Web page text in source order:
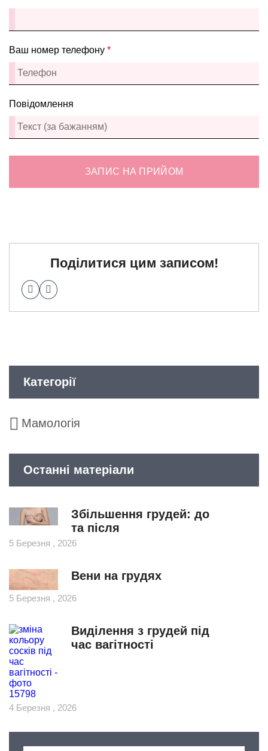
Ваш номер телефону *
Повідомлення
ЗАПИС НА ПРИЙОМ
Поділитися цим записом!
Категорії
Мамологія
Останні матеріали
Збільшення грудей: до
та після
5 Березня , 2026
Вени на грудях
5 Березня , 2026
Виділення з грудей під
час вагітності
4 Березня , 2026